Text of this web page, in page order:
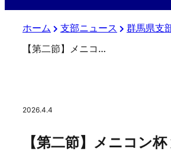
ホーム 支部ニュース
群馬県支
【第二節】メニコン杯 第29回日本少年野球 関東ボーイズリーグ大会 Bエリア試合結果
2026.4.4
【第二節】メニコン